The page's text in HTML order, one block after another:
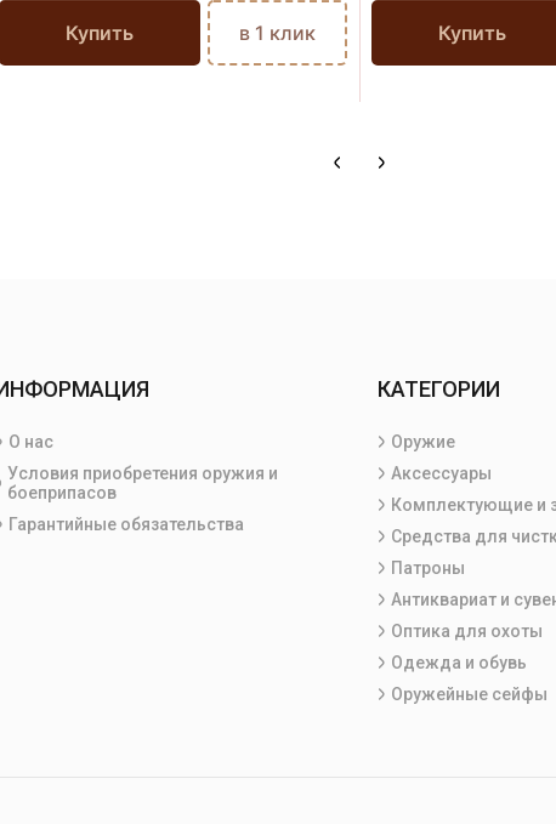
Купить в 1 клик Купить
О нас
Условия приобретения оружия и
боеприпасов
Гарантийные обязательства
КАТЕГОРИИ
Оружие
Аксессуары
Комплектующие и
Средства для
Патроны
Антиквариат и
Оптика для охоты
Одежда и обувь
Оружейные сейфы